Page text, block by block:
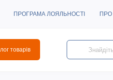
ПРОГРАМА ЛОЯЛЬНОСТІ
товарів